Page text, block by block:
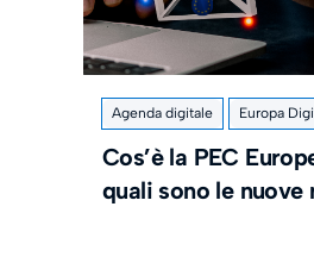
Agenda digitale Europa
Cos’è la PEC
quali sono le nuove